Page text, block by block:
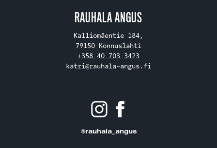
RAUHALA ANGUS
Kalliomäentie 184,
79150 Konnuslahti
+358 40 703 3423
katri@rauhala-angus.fi
@rauhala_angus